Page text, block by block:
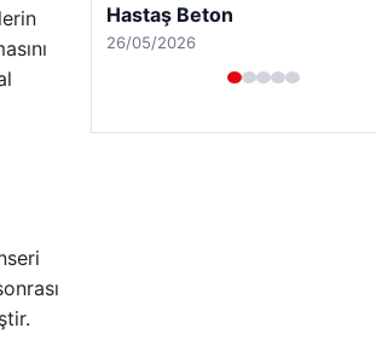
Enes Kaplan Avukatlık Bürosu
28/04/2026